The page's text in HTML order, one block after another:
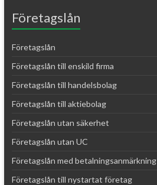
Företagslån
Företagslån
Företagslån till enskild firma
Företagslån till handelsbolag
Företagslån till aktiebolag
Företagslån utan säkerhet
Företagslån utan UC
Företagslån med betalningsanmärkning
Företagslån till nystartat företag